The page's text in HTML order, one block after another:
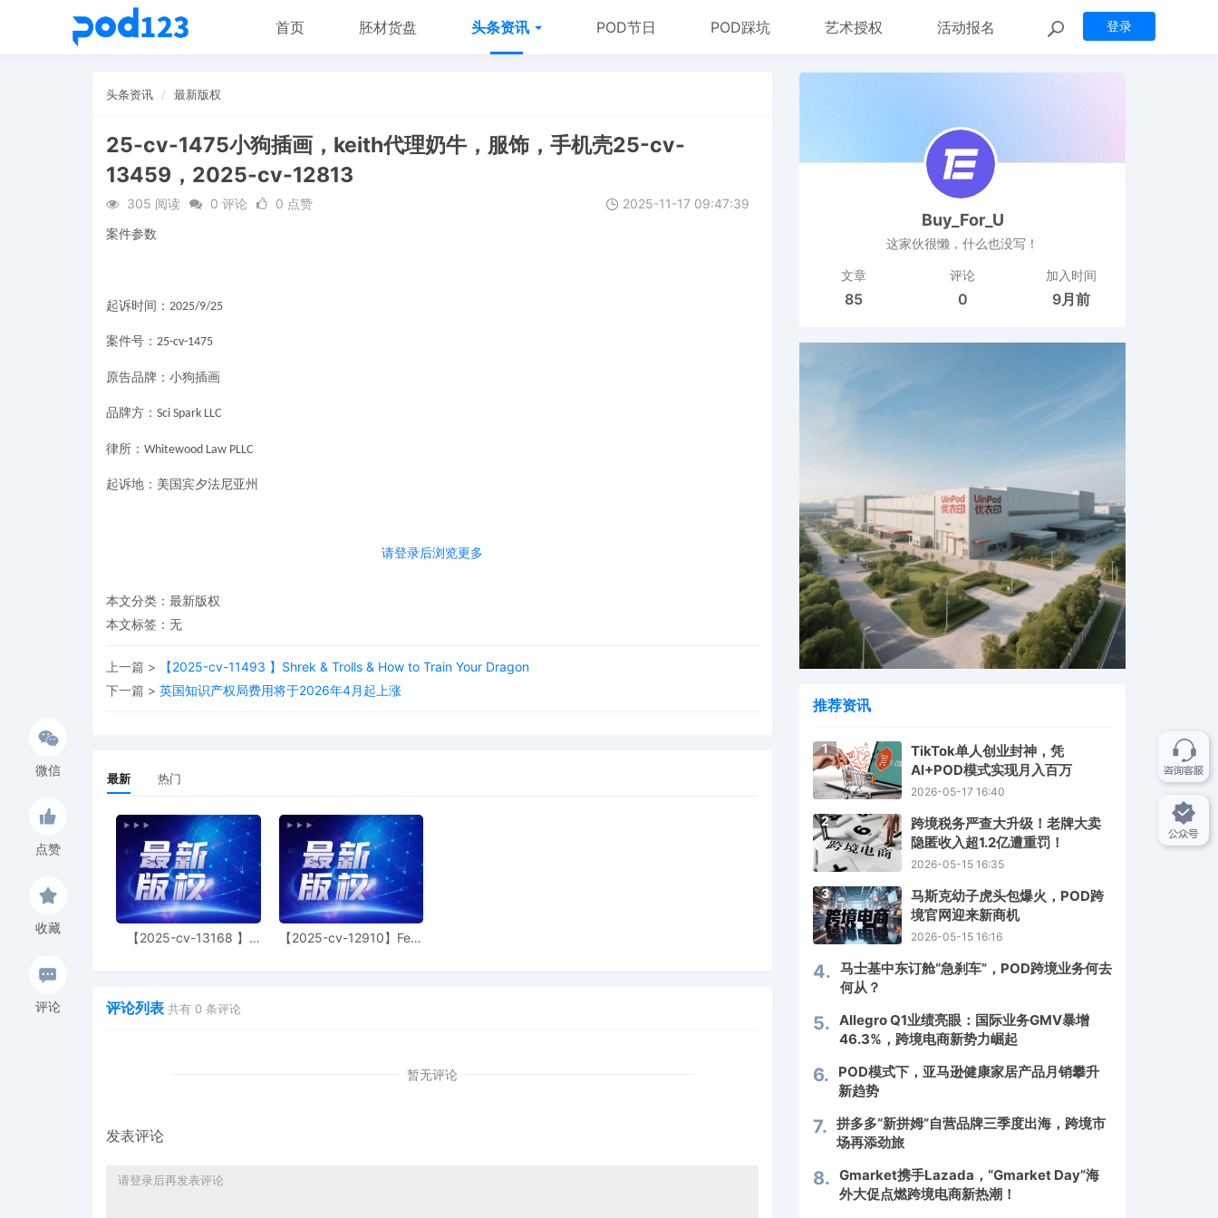
登录
首页 胚材货盘 头条资讯 POD节日 POD踩坑 艺术授权 活动报名
头条资讯 最新版权
25-cv-1475小狗插画，keith代理奶牛，服饰，手机壳25-cv-
13459，2025-cv-12813
305 阅读 0 评论 0 点赞 2025-11-17 09:47:39
请登录后浏览更多
案件参数
起诉时间： 2025/9/25
案件号： 25-cv-1475
原告品牌：小狗插画
品牌方： Sci Spark LLC
律所： Whitewood Law PLLC
起诉地：美国宾夕法尼亚州
Sci Spark, LLC是一家特拉华州公司，其主要业务是艺术品和设计作品的收购和授权。本案涉及版权图是由
设计作品。
起诉时间： 2025/11/3
案件号：25-cv-13459
原告品牌：Birkir Eythor Asgeirsson摄影作品
品牌方：Birkir Eythor Asgeirsson
律所：Keith
起诉地：美国伊利诺伊州
如生地呈现出来。他拥有十多年的电影制作经验，参与过各种类型的项目，从感人至深的婚礼影片到沉浸式纪录片
微信
点赞
收藏
评论
本文分类： 最新版权
本文标签：无
上一篇 >
【2025-cv-11493 】Shrek & Trolls & How to Train Your Dragon
下一篇 > 英国知识产权局费用将于2026年4月起上涨
最新 热门
【2025-cv-13168 】
【2025-cv-12910】Fear
评论列表 共有 0 条评论
暂无评论
发表评论
Buy_For_U
这家伙很懒，什么也没写！
文章
85
评论
0
加入时间
9月前
推荐资讯
1
TikTok单人创业封神，凭
AI+POD模式实现月入百万
2026-05-17 16:40
2
跨境税务严查大升级！老牌大卖
隐匿收入超1.2亿遭重罚！
2026-05-15 16:35
3
马斯克幼子虎头包爆火，POD跨
境官网迎来新商机
2026-05-15 16:16
4. 马士基中东订舱“急刹车”，POD跨境业务何去
何从？
5. Allegro Q1业绩亮眼：国际业务GMV暴增
46.3%，跨境电商新势力崛起
6.
POD模式下，亚马逊健康家居产品月销攀升
新趋势
7. 拼多多“新拼姆”自营品牌三季度出海，跨境市
场再添劲旅
8. Gmarket携手Lazada，“Gmarket Day”海
外大促点燃跨境电商新热潮！